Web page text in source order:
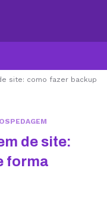
site: como fazer backup
de site:
forma